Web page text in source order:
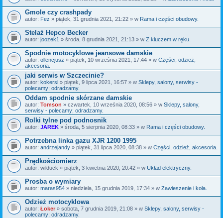
Gmole czy crashpady
autor: Fez » piątek, 31 grudnia 2021, 21:22 » w Rama i części obudowy.
Stelaż Hepco Becker
autor: joozek1 » środa, 8 grudnia 2021, 21:13 » w Z kluczem w ręku.
Spodnie motocyklowe jeansowe damskie
autor: ollencjusz » piątek, 10 września 2021, 17:44 » w Części, odzież,
akcesoria.
jaki serwis w Szczecinie?
autor: kokersi » piątek, 9 lipca 2021, 16:57 » w Sklepy, salony, serwisy -
polecamy; odradzamy.
Oddam spodnie skórzane damskie
autor: Tomson » czwartek, 10 września 2020, 08:56 » w Sklepy, salony,
serwisy - polecamy; odradzamy.
Rolki tylne pod podnosnik
autor: JAREK » środa, 5 sierpnia 2020, 08:33 » w Rama i części obudowy.
Potrzebna linka gazu XJR 1200 1995
autor: andrzejandy » piątek, 31 lipca 2020, 08:38 » w Części, odzież, akcesoria.
Prędkościomierz
autor: wilduck » piątek, 3 kwietnia 2020, 20:42 » w Układ elektryczny.
Prosba o wymiary
autor: maras954 » niedziela, 15 grudnia 2019, 17:34 » w Zawieszenie i koła.
Odzież motocyklowa
autor: Łoker » sobota, 7 grudnia 2019, 21:08 » w Sklepy, salony, serwisy -
polecamy; odradzamy.